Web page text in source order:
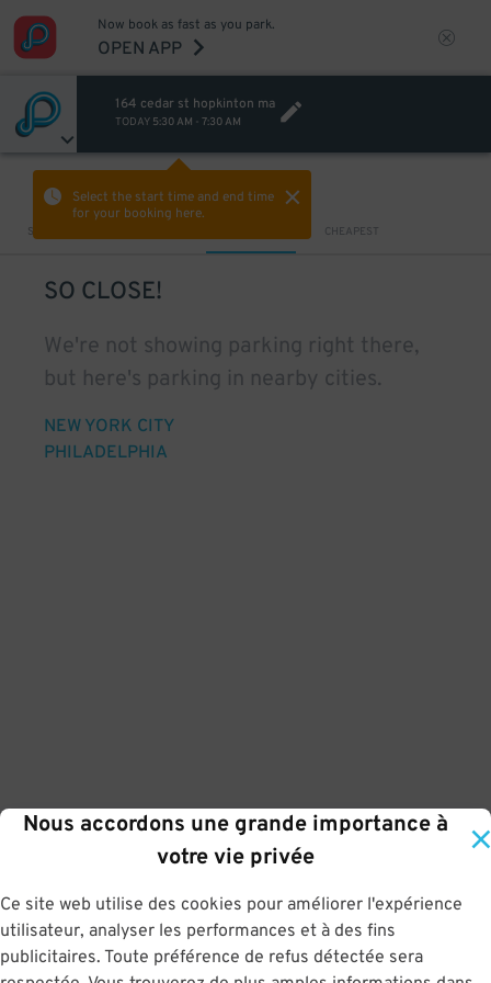
Nous accordons une grande importance à
votre vie privée
Ce site web utilise des cookies pour améliorer l'expérience
utilisateur, analyser les performances et à des fins
publicitaires. Toute préférence de refus détectée sera
Now book as fast as you park.
OPEN APP
164 cedar st hopkinton ma
TODAY 5:30 AM - 7:30 AM
Select the start time and end time
for your booking here.
Sort by CHEAPEST
SO CLOSE!
We're not showing parking right there,
but here's parking in nearby cities.
NEW YORK CITY
PHILADELPHIA